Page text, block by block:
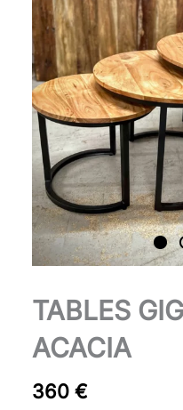
TABLES
ACACIA
360 €
quantité
de
Tables
gigognes